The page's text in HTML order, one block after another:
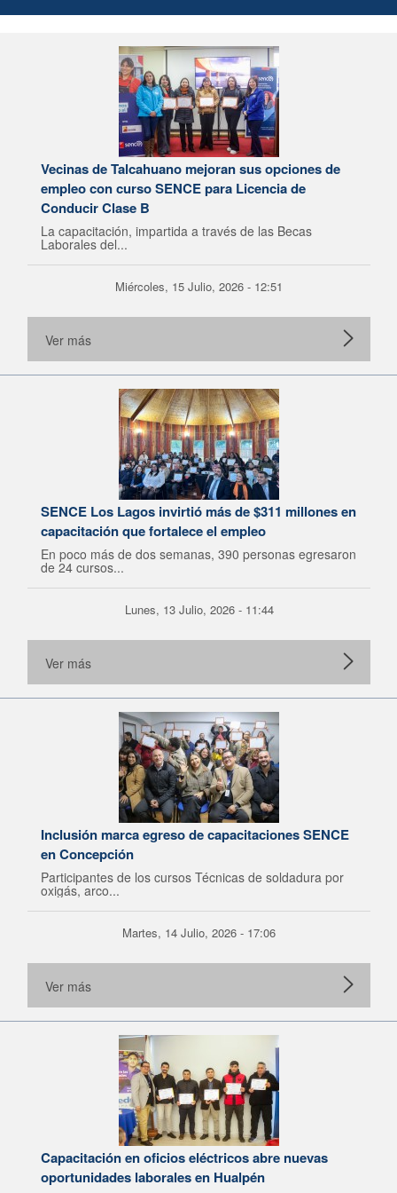
Vecinas de Talcahuano mejoran sus opciones de
empleo con curso SENCE para Licencia de
Conducir Clase B
La capacitación, impartida a través de las Becas
Laborales del...
Miércoles, 15 Julio, 2026 - 12:51
Ver más
SENCE Los Lagos invirtió más de $311 millones en
capacitación que fortalece el empleo
En poco más de dos semanas, 390 personas egresaron
de 24 cursos...
Lunes, 13 Julio, 2026 - 11:44
Ver más
Inclusión marca egreso de capacitaciones SENCE
en Concepción
Participantes de los cursos Técnicas de soldadura por
oxigás, arco...
Martes, 14 Julio, 2026 - 17:06
Ver más
Capacitación en oficios eléctricos abre nuevas
oportunidades laborales en Hualpén